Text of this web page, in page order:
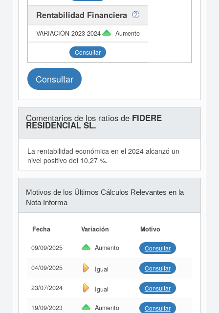
Rentabilidad Financiera
Aumento
Consultar
Consultar
Comentarios de los ratios de FIDERE
RESIDENCIAL SL.
La rentabilidad económica en el 2024 alcanzó un
nivel positivo del 10,27 %.
Motivos de los Últimos Cálculos Relevantes en la
Nota Informa
Fecha Variación Motivo
09/09/2025 Aumento Consultar
04/09/2025 Igual Consultar
23/07/2024 Igual Consultar
19/09/2023 Aumento Consultar